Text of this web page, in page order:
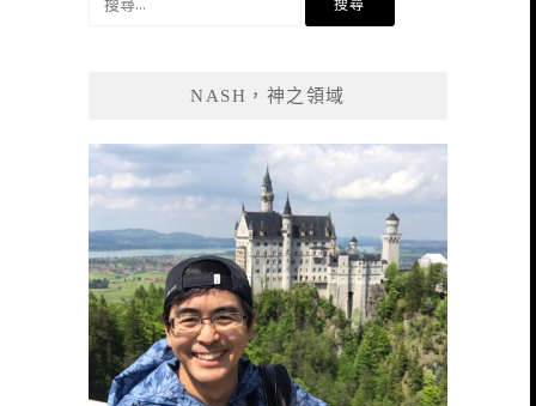
NASH，神之領域